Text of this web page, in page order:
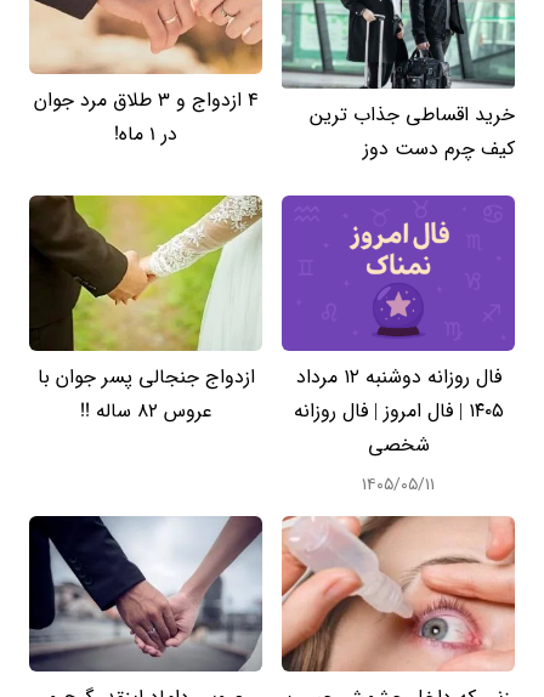
خرید اقساطی جذاب ترین
کیف چرم دست دوز
4 ازدواج و 3 طلاق مرد جوان
در 1 ماه!
فال روزانه دوشنبه ۱۲ مرداد
۱۴۰۵ | فال امروز | فال روزانه
شخصی
۱۴۰۵/۰۵/۱۱
ازدواج جنجالی پسر جوان با
عروس 82 ساله !!